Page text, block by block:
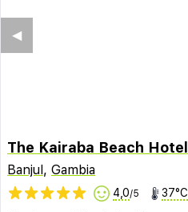
◀︎
The Kairaba Beach Hotel
Banjul, Gambia
4,0/5 37°C